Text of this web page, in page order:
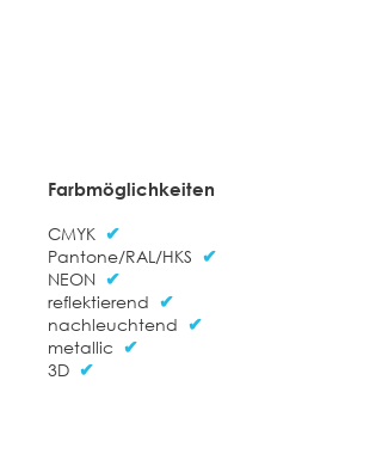
Farbmöglichkeiten
CMYK ✔
Pantone/RAL/HKS ✔
NEON ✔
reflektierend ✔
nachleuchtend ✔
metallic ✔
3D ✔